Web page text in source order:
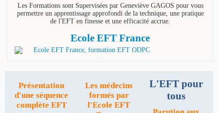
Les Formations sont Supervisées par Geneviève GAGOS pour vous
permettre un apprentissage approfondi de la technique, une pratique
de l'EFT en finesse et une efficacité accrue.
Ecole EFT France
Présentation
d'une séquence
complète EFT
Les médecins
formés par
l'Ecole EFT
L'EFT pour
tous